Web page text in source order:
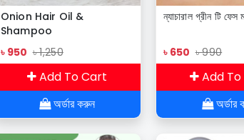
Onion Hair Oil &
Shampoo
৳ 950 ৳ 1,250
Add To Cart
অর্ডার করুন
ন্যাচারাল গ্রীন টি ফেস
৳ 650 ৳ 990
Add
অর্ডার